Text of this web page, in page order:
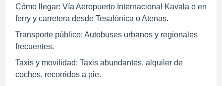
Cómo llegar: Vía Aeropuerto Internacional Kavala o en
ferry y carretera desde Tesalónica o Atenas.
Transporte público: Autobuses urbanos y regionales
frecuentes.
Taxis y movilidad: Taxis abundantes, alquiler de
coches, recorridos a pie.